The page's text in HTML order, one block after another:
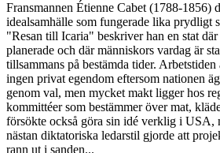
Fransmannen Étienne Cabet (1788-1856)
idealsamhälle som fungerade lika prydligt
"Resan till Icaria" beskriver han en stat
planerade och där människors vardag är
tillsammans på bestämda tider.
ingen privat egendom eftersom nationen
genom val, men mycket makt ligger hos
kommittéer som bestämmer över mat,
försökte också göra sin idé verklig i USA,
nästan diktatoriska ledarstil gjorde att
rann ut i sanden...